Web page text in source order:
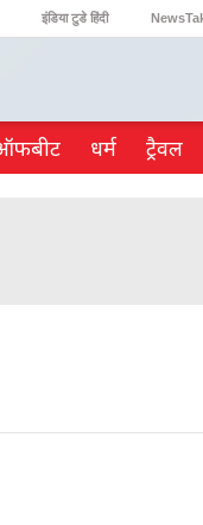
इंडिया टुडे हिंदी
धर्म ट्रैवल